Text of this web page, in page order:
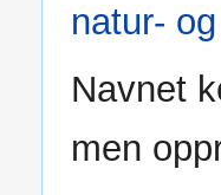
natur-
Navnet
men